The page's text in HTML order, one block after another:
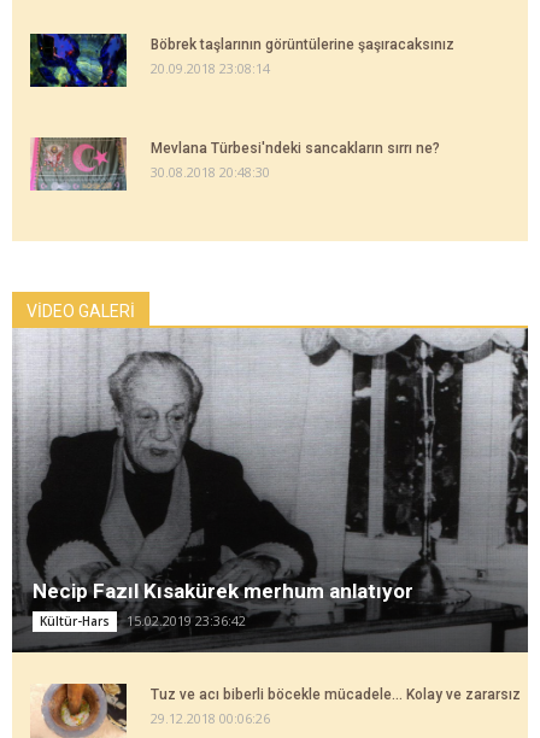
Böbrek taşlarının görüntülerine şaşıracaksınız
20.09.2018 23:08:14
Mevlana Türbesi'ndeki sancakların sırrı ne?
30.08.2018 20:48:30
VİDEO GALERİ
Necip Fazıl Kısakürek merhum anlatıyor
Kültür-Hars 15.02.2019 23:36:42
Tuz ve acı biberli böcekle mücadele... Kolay ve zararsız
29.12.2018 00:06:26